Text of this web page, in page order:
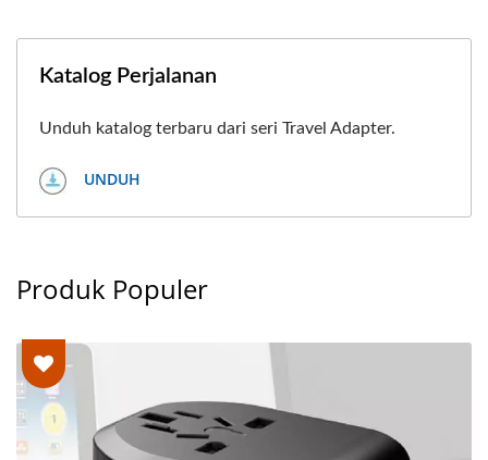
Katalog Perjalanan
Unduh katalog terbaru dari seri Travel Adapter.
UNDUH
Produk Populer